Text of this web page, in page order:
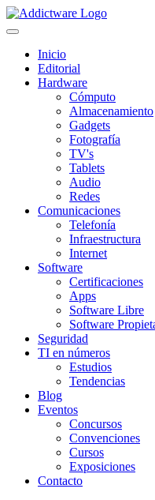
Inicio
Editorial
Hardware
Cómputo
Almacenamiento
Gadgets
Fotografía
TV's
Tablets
Audio
Redes
Comunicaciones
Telefonía
Infraestructura
Internet
Software
Certificaciones
Apps
Software Libre
Software
Seguridad
TI en números
Estudios
Tendencias
Blog
Eventos
Concursos
Convenciones
Cursos
Exposiciones
Contacto